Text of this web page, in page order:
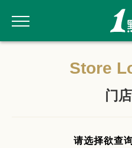
Store
门
请选择欲查